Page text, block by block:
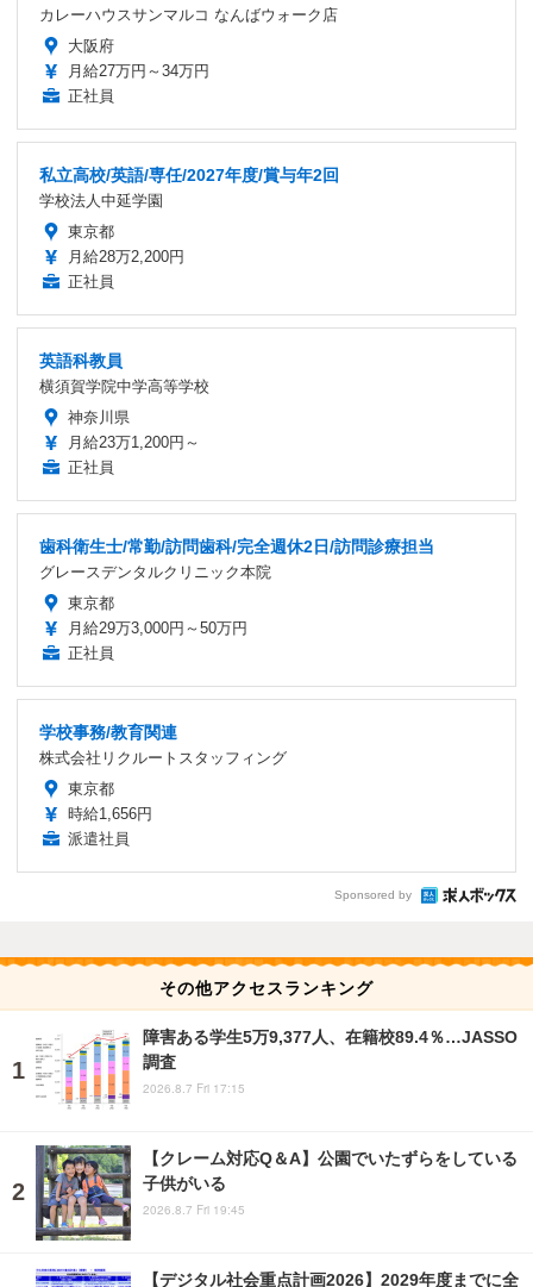
カレーハウスサンマルコ なんばウォーク店
大阪府
月給27万円～34万円
正社員
私立高校/英語/専任/2027年度/賞与年2回
学校法人中延学園
東京都
月給28万2,200円
正社員
英語科教員
横須賀学院中学高等学校
神奈川県
月給23万1,200円～
正社員
歯科衛生士/常勤/訪問歯科/完全週休2日/訪問診療担当
グレースデンタルクリニック本院
東京都
月給29万3,000円～50万円
正社員
学校事務/教育関連
株式会社リクルートスタッフィング
東京都
時給1,656円
派遣社員
Sponsored by
その他アクセスランキング
障害ある学生5万9,377人、在籍校89.4％…JASSO
調査
2026.8.7 Fri 17:15
【クレーム対応Q＆A】公園でいたずらをしている
子供がいる
2026.8.7 Fri 19:45
【デジタル社会重点計画2026】2029年度までに全